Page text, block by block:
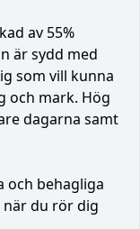
av 55%
är sydd med
som vill kunna
och mark. Hög
dagarna samt
och behagliga
du rör dig